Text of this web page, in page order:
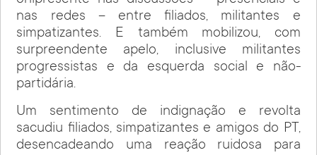
nas redes – entre filiados, militantes e
simpatizantes. E também mobilizou, com
surpreendente apelo, inclusive militantes
progressistas e da esquerda social e não-
partidária.
Um sentimento de indignação e revolta
sacudiu filiados, simpatizantes e amigos do PT,
desencadeando uma reação ruidosa para